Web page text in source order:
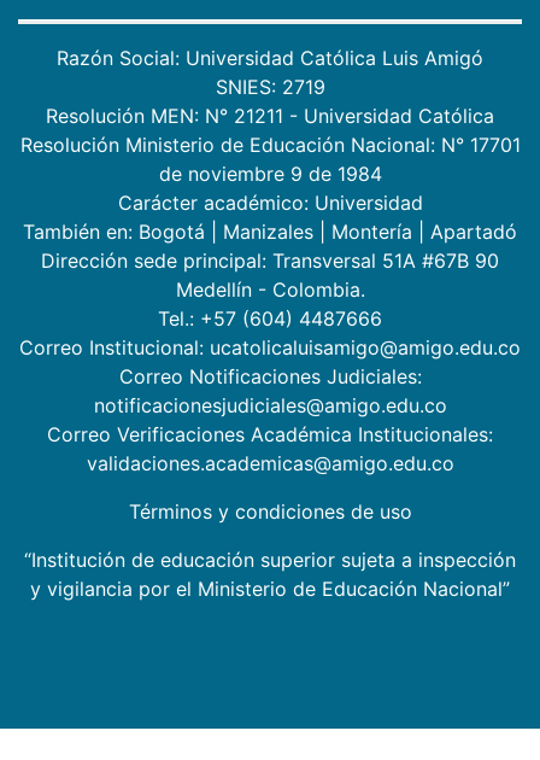
Razón Social: Universidad Católica Luis Amigó
SNIES: 2719
Resolución MEN: N° 21211 - Universidad Católica
Resolución Ministerio de Educación Nacional: N° 17701
de noviembre 9 de 1984
Carácter académico: Universidad
También en: Bogotá Manizales Montería
Apartadó
Dirección sede principal: Transversal 51A #67B 90
Medellín - Colombia.
Tel.: +57 (604) 4487666
Correo Institucional: ucatolicaluisamigo@amigo.edu.co
Correo Notificaciones Judiciales:
notificacionesjudiciales@amigo.edu.co
Correo Verificaciones Académica Institucionales:
validaciones.academicas@amigo.edu.co
Términos y condiciones de uso
“Institución de educación superior sujeta a inspección
y vigilancia por el Ministerio de Educación Nacional”